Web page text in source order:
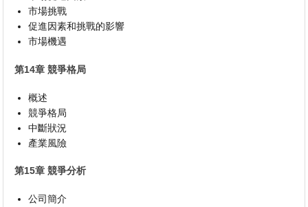
市場挑戰
促進因素和挑戰的影響
市場機遇
第14章 競爭格局
概述
競爭格局
中斷狀況
產業風險
第15章 競爭分析
公司簡介